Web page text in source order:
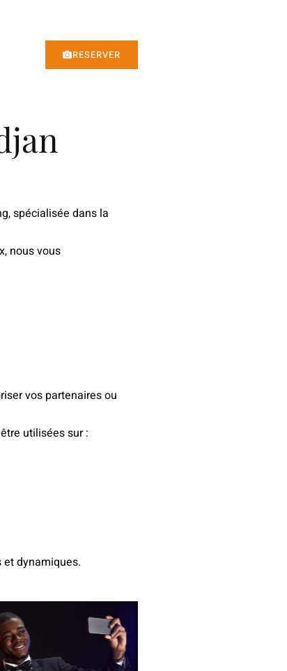
RESERVER
, spécialisée dans la
, nous vous
vos partenaires ou
utilisées sur :
dynamiques.